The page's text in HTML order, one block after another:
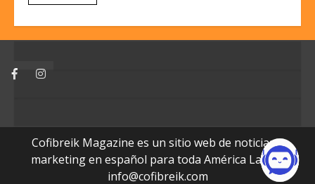
FacebookInstagram
Cofibreik Magazine es un sitio web de noticias y
marketing en español para toda América Latina.
info@cofibreik.com